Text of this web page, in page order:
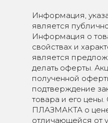
Информация,
является
Информация о
свойствах и
является
делать оферты.
полученной
подтверждение
товара и его
ПЛАЗМАКТА о цене
отличающейся от